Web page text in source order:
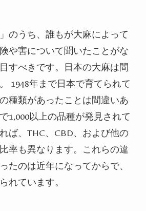
のうち、誰もが大麻によって
や害について聞いたことがな
すべきです。日本の大麻は間
1948年まで日本で育てられて
種類があったことは間違いあ
1,000以上の品種が発見されて
ば、 THC、 CBD、および他の
率も異なります。これらの違
たのは近年になってからで、
れています。